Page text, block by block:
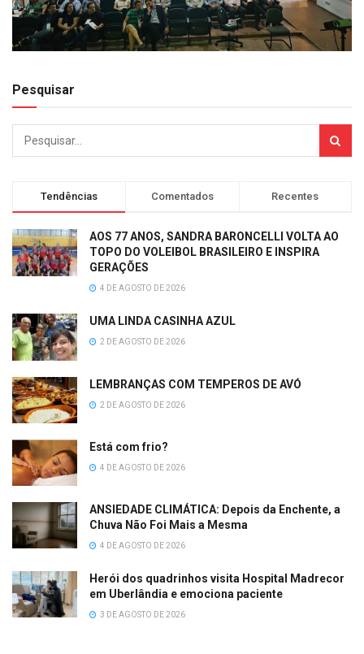
Pesquisar
Tendências Comentados Recentes
AOS 77 ANOS, SANDRA BARONCELLI VOLTA AO
TOPO DO VOLEIBOL BRASILEIRO E INSPIRA
GERAÇÕES
4 DE AGOSTO DE 2026
UMA LINDA CASINHA AZUL
2 DE AGOSTO DE 2026
LEMBRANÇAS COM TEMPEROS DE AVÓ
2 DE AGOSTO DE 2026
Está com frio?
4 DE AGOSTO DE 2026
ANSIEDADE CLIMÁTICA: Depois da Enchente, a
Chuva Não Foi Mais a Mesma
4 DE AGOSTO DE 2026
Herói dos quadrinhos visita Hospital Madrecor
em Uberlândia e emociona paciente
3 DE AGOSTO DE 2026